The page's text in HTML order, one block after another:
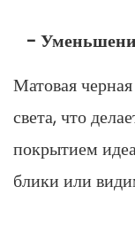
-
Матовая
света, что
покрытием
блики или